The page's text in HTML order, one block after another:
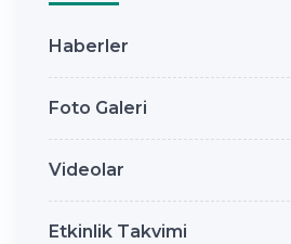
Haberler
Foto Galeri
Videolar
Etkinlik Takvimi